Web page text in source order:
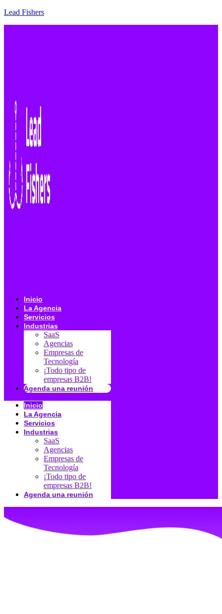
Lead Fishers
Inicio
La Agencia
Servicios
Industrias
SaaS
Agencias
Empresas de
Tecnología
¡Todo tipo de
empresas B2B!
Agenda una reunión
Inicio
La Agencia
Servicios
Industrias
SaaS
Agencias
Empresas de
Tecnología
¡Todo tipo de
empresas B2B!
Agenda una reunión